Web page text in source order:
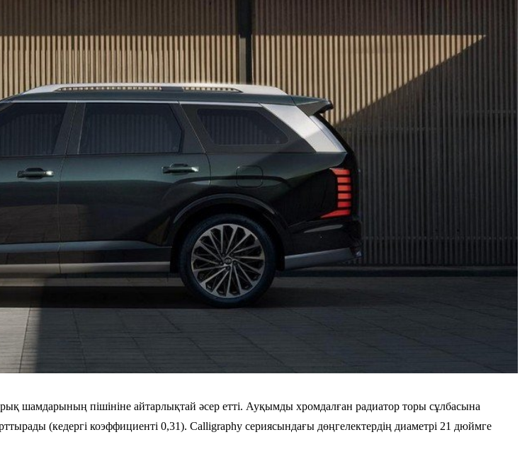
шамдарының пішініне айтарлықтай әсер етті. Ауқымды хромдалған радиатор торы сұлбасына
(кедергі коэффициенті 0,31). Calligraphy сериясындағы дөңгелектердің диаметрі 21 дюймге